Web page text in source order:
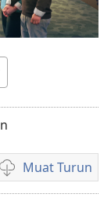
Muat Turun